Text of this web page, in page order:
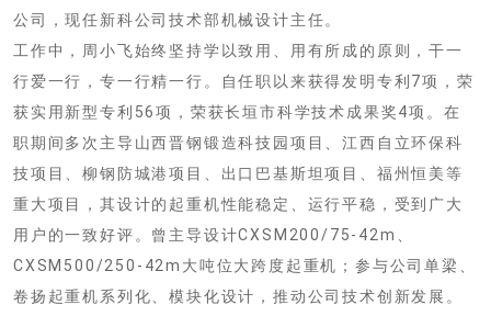
公司，现任新科公司技术部机械设计主任。
工作中，周小飞始终坚持学以致用、用有所成的原则，干一
行爱一行，专一行精一行。自任职以来获得发明专利7项，荣
获实用新型专利56项，荣获长垣市科学技术成果奖4项。在
职期间多次主导山西晋钢锻造科技园项目、江西自立环保科
技项目、柳钢防城港项目、出口巴基斯坦项目、福州恒美等
重大项目，其设计的起重机性能稳定、运行平稳，受到广大
用户的一致好评。曾主导设计CXSM200/75-42m、
CXSM500/250-42m大吨位大跨度起重机；参与公司单梁、
卷扬起重机系列化、模块化设计，推动公司技术创新发展。